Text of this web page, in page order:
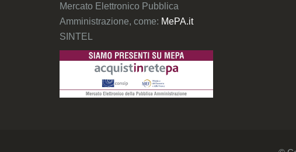
Mercato Elettronico Pubblica
Amministrazione, come: MePA.it
SINTEL